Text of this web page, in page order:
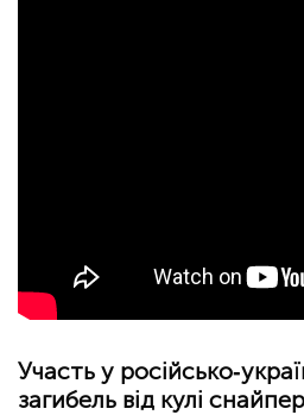
Участь у російсько-
загибель від кулі